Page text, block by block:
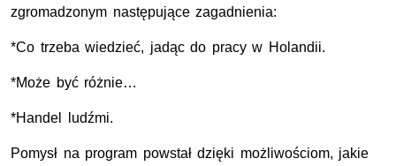
zgromadzonym następujące zagadnienia:
*Co trzeba wiedzieć, jadąc do pracy w Holandii.
*Może być różnie…
*Handel ludźmi.
Pomysł na program powstał dzięki możliwościom, jakie